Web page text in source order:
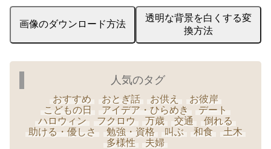
画像のダウンロード方法
透明な背景を白くする変
換方法
人気のタグ
おすすめ おとぎ話 お供え
お彼岸
こどもの日
アイデア・ひらめき
デート
ハロウィン
フクロウ 万歳 交通
倒れる
助ける・優しさ
勉強・資格 叫ぶ 和食
土木
多様性
夫婦